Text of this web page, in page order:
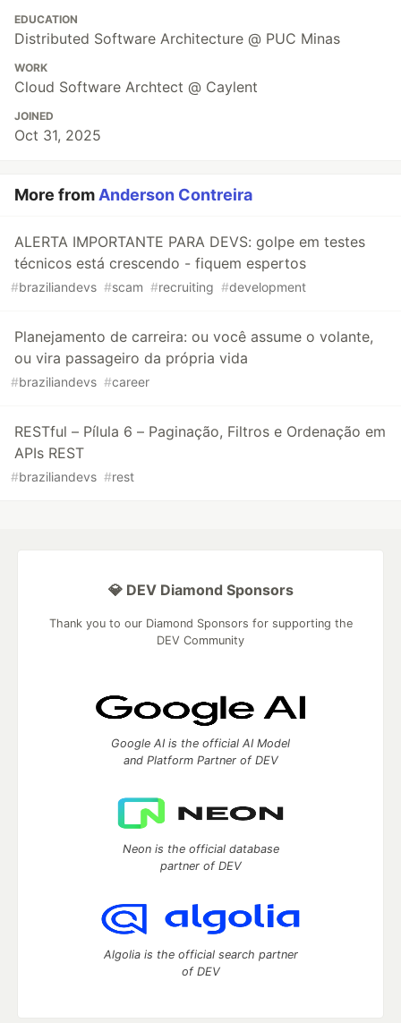
EDUCATION
Distributed Software Architecture @ PUC Minas
WORK
Cloud Software Archtect @ Caylent
JOINED
Oct 31, 2025
More from Anderson Contreira
ALERTA IMPORTANTE PARA DEVS: golpe em testes
técnicos está crescendo - fiquem espertos
#braziliandevs #scam #recruiting #development
Planejamento de carreira: ou você assume o volante,
ou vira passageiro da própria vida
#braziliandevs #career
RESTful – Pílula 6 – Paginação, Filtros e Ordenação em
APIs REST
#braziliandevs #rest
💎 DEV Diamond Sponsors
Thank you to our Diamond Sponsors for supporting the
DEV Community
Google AI is the official AI Model
and Platform Partner of DEV
Neon is the official database
partner of DEV
Algolia is the official search partner
of DEV